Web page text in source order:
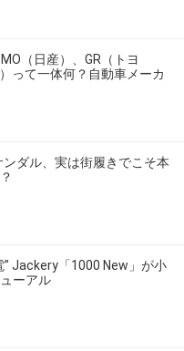
（日産）、GR（トヨ
って一体何？自動車メーカ
ダル、実は街履きでこそ本
” Jackery「1000 New」が小
ーアル